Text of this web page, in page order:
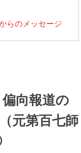
らのメッセージ
向報道の
元第百七師